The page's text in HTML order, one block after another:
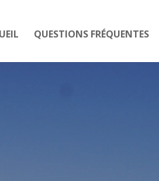
QUESTIONS FRÉQUENTES